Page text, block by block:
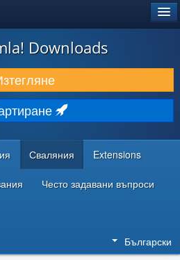
Downloads
Сваляния Extensions
Често задавани въпроси
Български